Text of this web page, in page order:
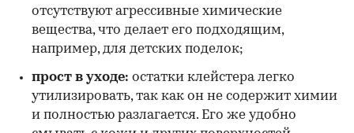
отсутствуют агрессивные химические
вещества, что делает его подходящим,
например, для детских поделок;
прост в уходе: остатки клейстера легко
утилизировать, так как он не содержит химии
и полностью разлагается. Его же удобно